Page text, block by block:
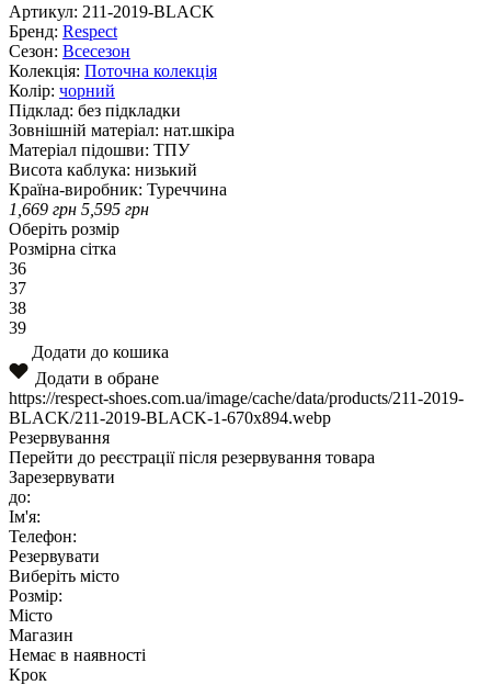
Артикул: 211-2019-BLACK
Бренд: Respect
Сезон: Всесезон
Колекція: Поточна колекція
Колір: чорний
Підклад: без підкладки
Зовнішній матеріал: нат.шкіра
Матеріал підошви: ТПУ
Висота каблука: низький
Країна-виробник: Туреччина
1,669 грн 5,595 грн
Оберіть розмір
Розмірна сітка
36
37
38
39
Додати до кошика
Додати в обране
https://respect-shoes.com.ua/image/cache/data/products/211-2019-
BLACK/211-2019-BLACK-1-670x894.webp
Резервування
Перейти до реєстрації після резервування товара
Зарезервувати
до:
Ім'я:
Телефон:
Резервувати
Виберіть місто
Розмір:
Місто
Магазин
Немає в наявності
Крок